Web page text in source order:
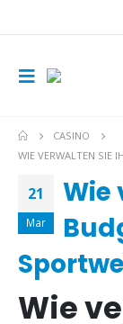
CASINO
WIE VERWALTEN SIE
21
Mar
Wie
Wie